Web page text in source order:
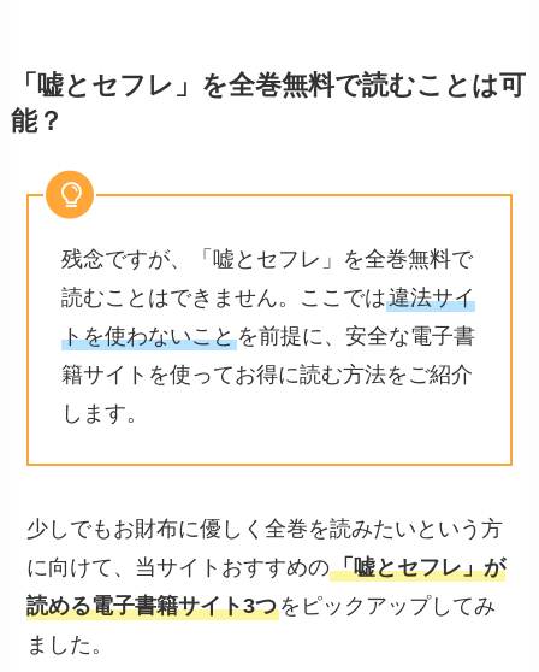
「嘘とセフレ」を全巻無料で読むことは可
能？
残念ですが、「嘘とセフレ」を全巻無料で
読むことはできません。ここでは違法サイ
トを使わないことを前提に、安全な電子書
籍サイトを使ってお得に読む方法をご紹介
します。
少しでもお財布に優しく全巻を読みたいという方
に向けて、当サイトおすすめの「嘘とセフレ」が
読める電子書籍サイト3つをピックアップしてみ
ました。